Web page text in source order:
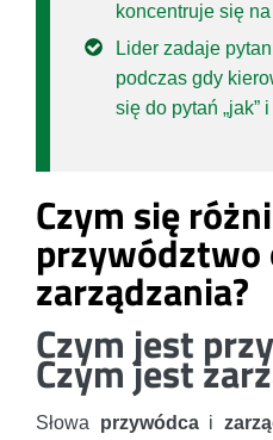
koncentruje się
Lider zadaje
podczas gdy
się do pytań „jak” i
Czym się różni
przywództwo
zarządzania?
Czym jest
Czym jest
Słowa przywódcai